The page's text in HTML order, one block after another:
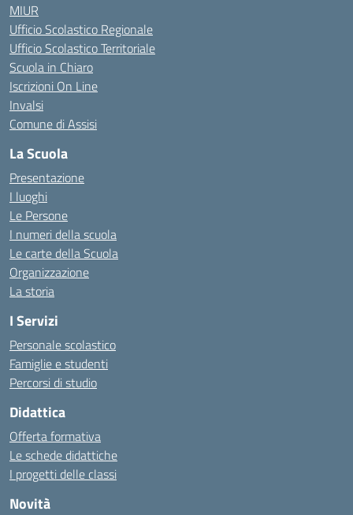
MIUR
Ufficio Scolastico Regionale
Ufficio Scolastico Territoriale
Scuola in Chiaro
Iscrizioni On Line
Invalsi
Comune di Assisi
La Scuola
Presentazione
I luoghi
Le Persone
I numeri della scuola
Le carte della Scuola
Organizzazione
La storia
I Servizi
Personale scolastico
Famiglie e studenti
Percorsi di studio
Didattica
Offerta formativa
Le schede didattiche
I progetti delle classi
Novità